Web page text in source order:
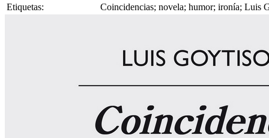
Etiquetas:
Coincidencias; novela; humor; ironía; Luis